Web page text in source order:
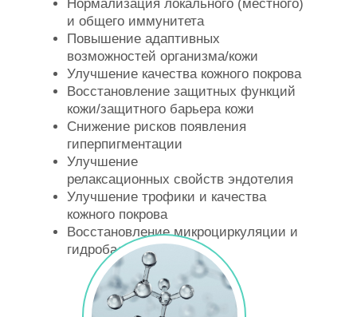
Нормализация локального (местного)
и общего иммунитета
Повышение адаптивных
возможностей организма/кожи
Улучшение качества кожного покрова
Восстановление защитных функций
кожи/защитного барьера кожи
Снижение рисков появления
гиперпигментации
Улучшение
релаксационных свойств эндотелия
Улучшение трофики и качества
кожного покрова
Восстановление микроциркуляции и
гидробаланса в коже